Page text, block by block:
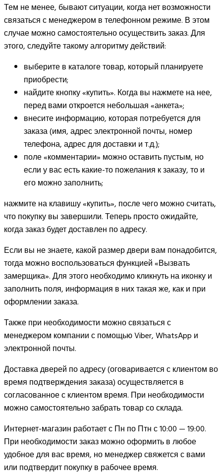
Тем не менее, бывают ситуации, когда нет возможности
связаться с менеджером в телефонном режиме. В этом
случае можно самостоятельно осуществить заказ. Для
этого, следуйте такому алгоритму действий:
выберите в каталоге товар, который планируете
приобрести;
найдите кнопку «купить». Когда вы нажмете на нее,
перед вами откроется небольшая «анкета»;
внесите информацию, которая потребуется для
заказа (имя, адрес электронной почты, номер
телефона, адрес для доставки и т.д.);
поле «комментарии» можно оставить пустым, но
если у вас есть какие-то пожелания к заказу, то и
его можно заполнить;
нажмите на клавишу «купить», после чего можно считать,
что покупку вы завершили. Теперь просто ожидайте,
когда заказ будет доставлен по адресу.
Если вы не знаете, какой размер двери вам понадобится,
тогда можно воспользоваться функцией «Вызвать
замерщика». Для этого необходимо кликнуть на иконку и
заполнить поля, информация в них такая же, как и при
оформлении заказа.
Также при необходимости можно связаться с
менеджером компании с помощью Viber, WhatsApp и
электронной почты.
Доставка дверей по адресу (оговаривается с клиентом во
время подтверждения заказа) осуществляется в
согласованное с клиентом время. При необходимости
можно самостоятельно забрать товар со склада.
Интернет-магазин работает с Пн по Птн с 10:00 — 19:00.
При необходимости заказ можно оформить в любое
удобное для вас время, но менеджер свяжется с вами
или подтвердит покупку в рабочее время.